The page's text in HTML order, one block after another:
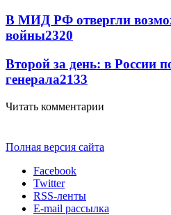
В МИД РФ отвергли
войны2320
Второй за день: в России
генерала2133
Читать комментарии
Полная версия сайта
Facebook
Twitter
RSS-ленты
E-mail рассылка